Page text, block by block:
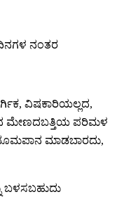
ನಂತರ
ವಿಷಕಾರಿಯಲ್ಲದ,
ಮೇಣದಬತ್ತಿಯ ಪರಿಮಳ
ಧೂಮಪಾನ ಮಾಡಬಾರದು,
ಬಳಸಬಹುದು